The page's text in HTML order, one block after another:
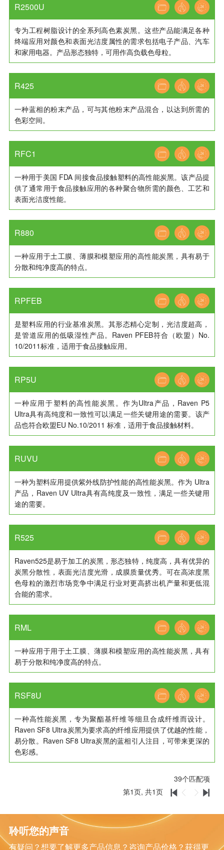
R2500U
专为工程树脂设计的全系列高色素炭黑。这些产品能满足各种
终端应用对颜色和表面光洁度属性的需求包括电子产品、汽车
和家用电器。产品形态独特，可用作高负载色母粒。
R425
一种蓝相的粉末产品，可与其他粉末产品混合，以达到所需的
色彩空间。
RFC1
一种用于美国 FDA 间接食品接触塑料的高性能炭黑。该产品提
供了通常用于食品接触应用的各种聚合物所需的颜色、工艺和
表面光洁度性能。
R880
一种应用于土工膜、薄膜和模塑应用的高性能炭黑，具有易于
分散和纯净度高的特点。
RPFEB
是塑料应用的行业基准炭黑。其形态精心定制，光洁度超高，
是管道应用的低吸湿性产品。Raven PFEB符合（欧盟）No.
10/2011标准，适用于食品接触应用。
RP5U
一种应用于塑料的高性能炭黑。作为Ultra产品，Raven P5
Ultra具有高纯度和一致性可以满足一些关键用途的需要。该产
品也符合欧盟EU No.10/2011 标准，适用于食品接触材料。
RUVU
一种为塑料应用提供紫外线防护性能的高性能炭黑。作为 Ultra
产品，Raven UV Ultra具有高纯度及一致性，满足一些关键用
途的需要。
R525
Raven525是易于加工的炭黑，形态独特，纯度高，具有优异的
炭黑分散性，表面光洁度光滑，成膜质量优秀。可在高浓度黑
色母粒的激烈市场竞争中满足行业对更高挤出机产量和更低混
合能的需求。
RML
一种应用于用于土工膜、薄膜和模塑应用的高性能炭黑，具有
易于分散和纯净度高的特点。
RSF8U
一种高性能炭黑，专为聚酯基纤维等细旦合成纤维而设计。
Raven SF8 Ultra炭黑为要求高的纤维应用提供了优越的性能，
易分散。Raven SF8 Ultra炭黑的蓝相引人注目，可带来更深的
色彩感。
39个匹配项
第1页, 共1页    
聆听您的声音
有疑问？想要了解更多产品信息？咨询产品价格？获得更